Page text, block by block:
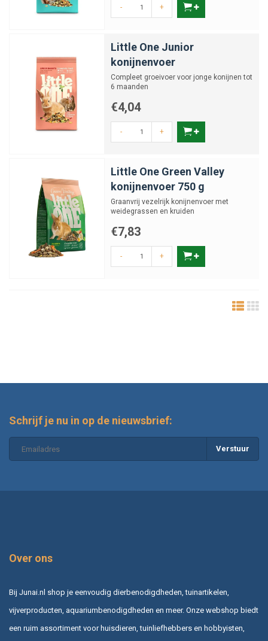
- +
Little One Junior
konijnenvoer
Compleet groeivoer voor jonge konijnen tot
6 maanden
€4,04
- +
Little One Green Valley
konijnenvoer 750 g
Graanvrij vezelrijk konijnenvoer met
weidegrassen en kruiden
€7,83
- +
Schrijf je nu in op de nieuwsbrief:
Verstuur
Over ons
Bij Junai.nl shop je eenvoudig dierbenodigdheden, tuinartikelen,
vijverproducten, aquariumbenodigdheden en meer. Onze webshop biedt
een ruim assortiment voor huisdieren, tuinliefhebbers en hobbyisten,